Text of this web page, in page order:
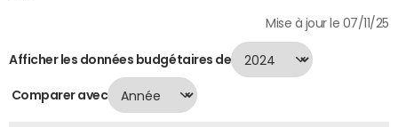
Mise à jour le 07/11/25
Afficher les données budgétaires de
Comparer avec